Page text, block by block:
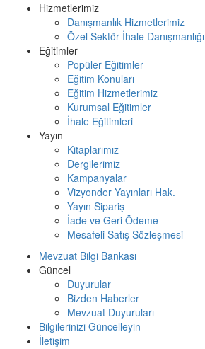
Hizmetlerimiz
Danışmanlık Hizmetlerimiz
Özel Sektör İhale Danışmanlığı
Eğitimler
Popüler Eğitimler
Eğitim Konuları
Eğitim Hizmetlerimiz
Kurumsal Eğitimler
İhale Eğitimleri
Yayın
Kitaplarımız
Dergilerimiz
Kampanyalar
Vizyonder Yayınları Hak.
Yayın Sipariş
İade ve Geri Ödeme
Mesafeli Satış Sözleşmesi
Mevzuat Bilgi Bankası
Güncel
Duyurular
Bizden Haberler
Mevzuat Duyuruları
Bilgilerinizi Güncelleyin
İletişim